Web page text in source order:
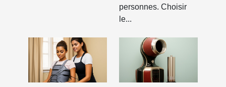
personnes. Choisir
le...